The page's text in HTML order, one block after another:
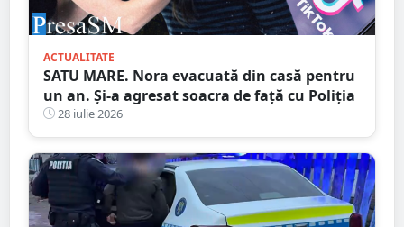
ACTUALITATE
SATU MARE. Nora evacuată din casă pentru
un an. Și-a agresat soacra de față cu Poliția
28 iulie 2026